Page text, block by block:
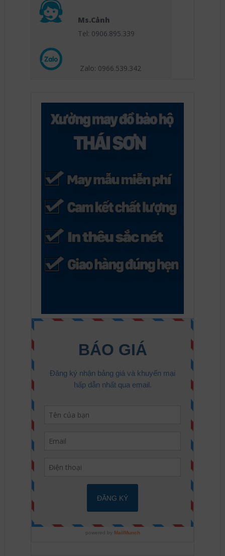
Ms.Cảnh
Tel: 0906.895.339
Zalo: 0966.539.342